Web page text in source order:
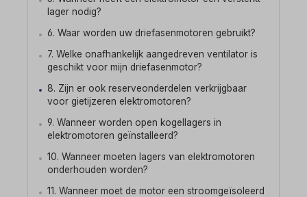
lager nodig?
6. Waar worden uw driefasenmotoren gebruikt?
7. Welke onafhankelijk aangedreven ventilator is
geschikt voor mijn driefasenmotor?
8. Zijn er ook reserveonderdelen verkrijgbaar
voor gietijzeren elektromotoren?
9. Wanneer worden open kogellagers in
elektromotoren geïnstalleerd?
10. Wanneer moeten lagers van elektromotoren
onderhouden worden?
11. Wanneer moet de motor een stroomgeïsoleerd